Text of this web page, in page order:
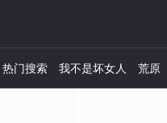
热门搜索 我不是坏女人 荒原